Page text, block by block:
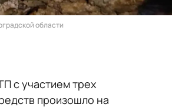
области
с участием трех
произошло на